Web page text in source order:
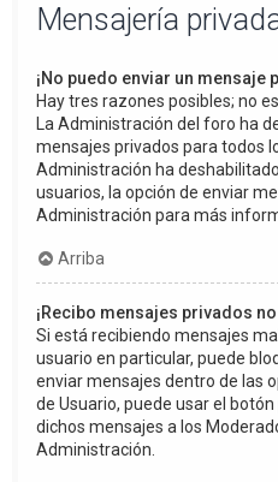
Mensajería
¡No puedo enviar un mensaje
Hay tres razones posibles; no
La Administración del foro ha
mensajes privados para todos
Administración ha
usuarios, la opción de enviar
Administración para más
Arriba
¡Recibo mensajes privados
Si está recibiendo mensajes
usuario en particular, puede
enviar mensajes dentro de las
de Usuario, puede usar el
dichos mensajes a los
Administración.